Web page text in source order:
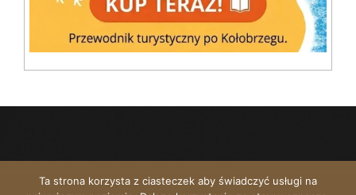
Ta strona korzysta z ciasteczek aby świadczyć usługi na